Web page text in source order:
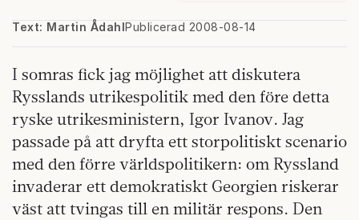
Text: Martin ÅdahlPublicerad 2008-08-14
I somras fick jag möjlighet att diskutera
Rysslands utrikespolitik med den före detta
ryske utrikesministern, Igor Ivanov. Jag
passade på att dryfta ett storpolitiskt scenario
med den förre världspolitikern: om Ryssland
invaderar ett demokratiskt Georgien riskerar
väst att tvingas till en militär respons. Den